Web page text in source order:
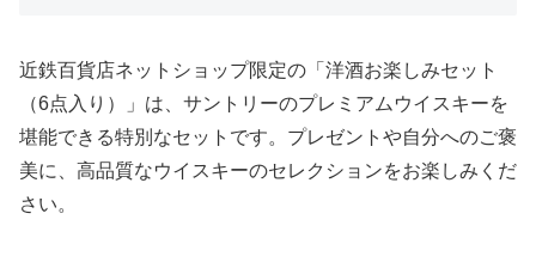
近鉄百貨店ネットショップ限定の「洋酒お楽しみセット
（6点入り）」は、サントリーのプレミアムウイスキーを
堪能できる特別なセットです。プレゼントや自分へのご褒
美に、高品質なウイスキーのセレクションをお楽しみくだ
さい。